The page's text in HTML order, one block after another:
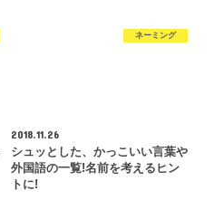
ネーミング
2018.11.26
シュッとした、かっこいい言葉や
外国語の一覧!名前を考えるヒン
トに!